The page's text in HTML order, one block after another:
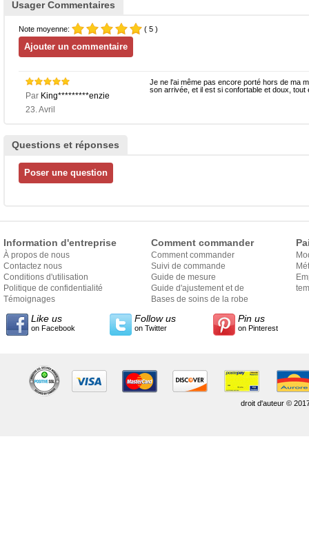
Usager Commentaires
Note moyenne: ( 5 )
Par King*********enzie
23. Avril
Je ne l'ai même pas encore porté hors de ma
son arrivée, et il est si confortable et doux, tout
Questions et réponses
Information d'entreprise
À propos de nous
Contactez nous
Conditions d'utilisation
Politique de confidentialité
Témoignages
Comment commander
Comment commander
Suivi de commande
Guide de mesure
Guide d'ajustement et de
style
Bases de soins de la robe
Like us
on Facebook
Follow us
on Twitter
Pin us
on Pinterest
droit d'auteur ©